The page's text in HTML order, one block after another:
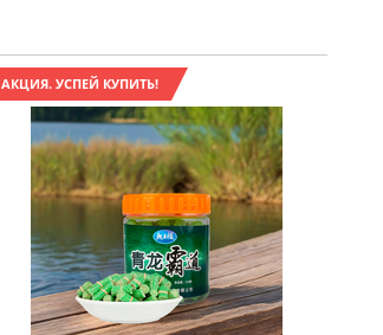
АКЦИЯ. УСПЕЙ КУПИТЬ!